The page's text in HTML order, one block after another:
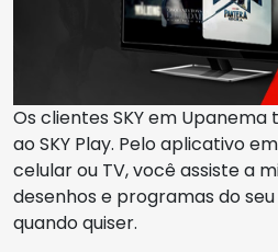
Os clientes SKY em
ao SKY Play. Pelo aplicativo
celular ou TV, você assiste a
desenhos e programas do
quando quiser.